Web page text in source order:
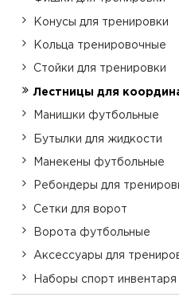
Конусы для тренировки
Кольца тренировочные
Стойки для тренировки
Лестницы для
Манишки футбольные
Бутылки для жидкости
Манекены футбольные
Ребондеры для
Сетки для ворот
Ворота футбольные
Аксессуары для
Наборы спорт инвентаря